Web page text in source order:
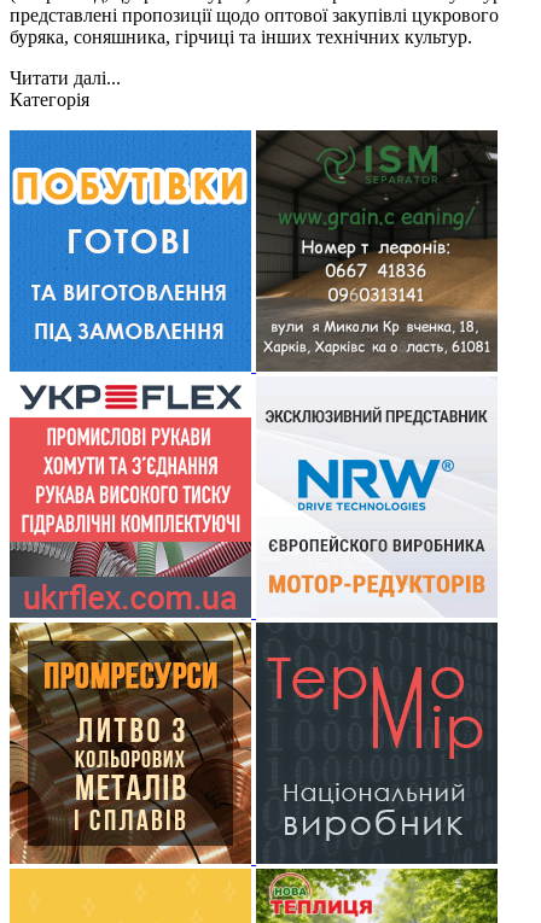
представлені пропозиції щодо оптової закупівлі цукрового
буряка, соняшника, гірчиці та інших технічних культур.
Читати далі...
Категорія